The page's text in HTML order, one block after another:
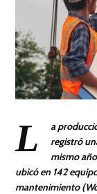
L
a
registró
mismo
ubicó en 142
mantenimiento